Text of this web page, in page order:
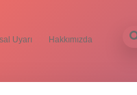
Uyarı Hakkımızda